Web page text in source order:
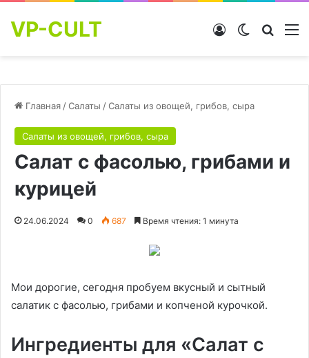
VP-CULT Switch skin
Войти
Главная /Салаты /Салаты из овощей, грибов, сыра
Салаты из овощей, грибов, сыра
Салат с фасолью, грибами и
курицей
24.06.2024 0 687 Время чтения: 1 минута
Мои дорогие, сегодня пробуем вкусный и сытный
салатик с фасолью, грибами и копченой курочкой.
Ингредиенты для «Салат с